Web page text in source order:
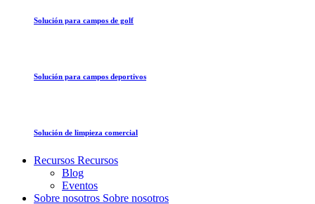
Solución para campos de golf
Solución para campos deportivos
Solución de limpieza comercial
Recursos Recursos
Blog
Eventos
Sobre nosotros Sobre nosotros